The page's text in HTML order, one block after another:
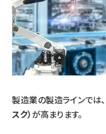
製造業の製造ラインでは、
スク）が高まります。